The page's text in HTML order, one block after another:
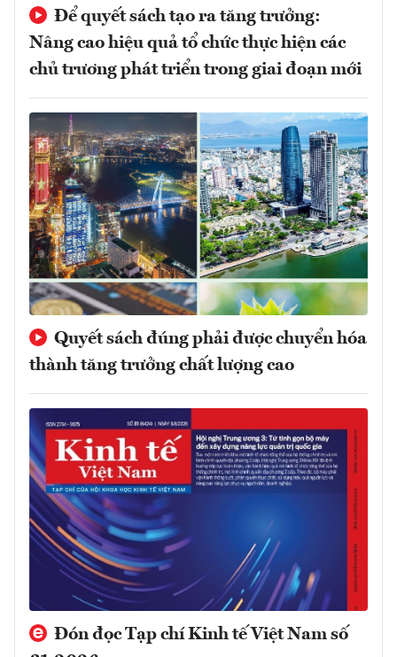
Để quyết sách tạo ra tăng trưởng:
Nâng cao hiệu quả tổ chức thực hiện các
chủ trương phát triển trong giai đoạn mới
Quyết sách đúng phải được chuyển hóa
thành tăng trưởng chất lượng cao
Đón đọc Tạp chí Kinh tế Việt Nam số